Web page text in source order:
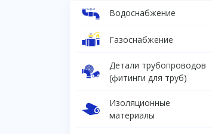
Водоснабжение
Газоснабжение
Детали трубопроводов
(фитинги для труб)
Изоляционные
материалы